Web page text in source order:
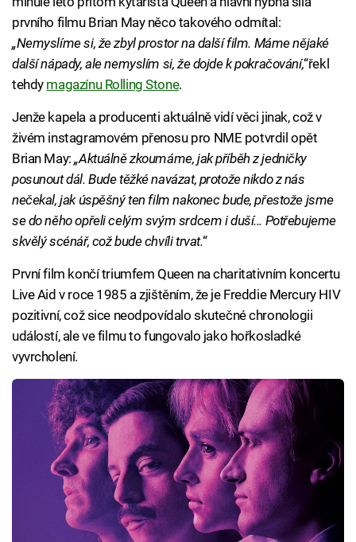
prvního filmu Brian May něco takového odmítal:
„Nemyslíme si, že zbyl prostor na další film. Máme nějaké
další nápady, ale nemyslím si, že dojde k pokračování,“řekl
tehdy magazínu Rolling Stone.
Jenže kapela a producenti aktuálně vidí věci jinak, což v
živém instagramovém přenosu pro NME potvrdil opět
Brian May: „Aktuálně zkoumáme, jak příběh z jedničky
posunout dál. Bude těžké navázat, protože nikdo z nás
nečekal, jak úspěšný ten film nakonec bude, přestože jsme
se do něho opřeli celým svým srdcem i duší... Potřebujeme
skvělý scénář, což bude chvíli trvat.“
První film končí triumfem Queen na charitativním koncertu
Live Aid v roce 1985 a zjištěním, že je Freddie Mercury HIV
pozitivní, což sice neodpovídalo skutečné chronologii
událostí, ale ve filmu to fungovalo jako hořkosladké
vyvrcholení.